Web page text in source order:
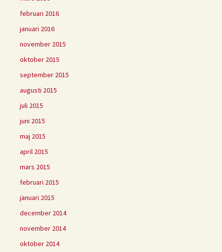
februari 2016
januari 2016
november 2015
oktober 2015
september 2015
augusti 2015
juli 2015
juni 2015
maj 2015
april 2015
mars 2015
februari 2015
januari 2015
december 2014
november 2014
oktober 2014